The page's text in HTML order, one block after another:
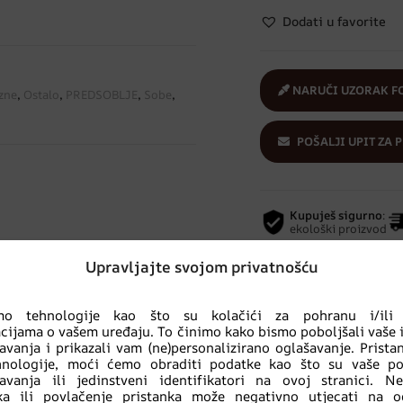
Upravljajte svojom privatnošću
tehnologije kao što su kolačići za pohranu i/ili
o vašem uređaju. To činimo kako bismo poboljšali vaše
i prikazali vam (ne)personalizirano oglašavanje.
moći ćemo obraditi podatke kao što su vaše
ili jedinstveni identifikatori na ovoj stranici.
ili povlačenje pristanka može negativno utjecati na
, Ostalo , PREDSOBLJE, Sobe,
Dodati u favorite
NARUČI UZORAK
POŠALJI UPIT ZA
Kupuješ sigurno:
ekološki proizvod
Povezani proizvodi